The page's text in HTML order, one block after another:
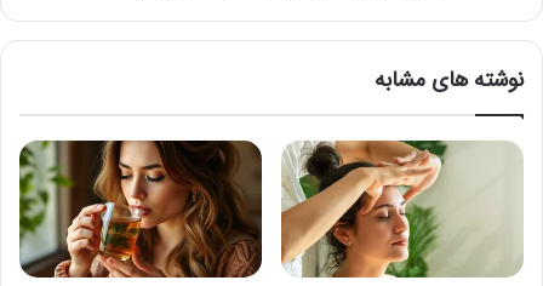
نوشته های مشابه